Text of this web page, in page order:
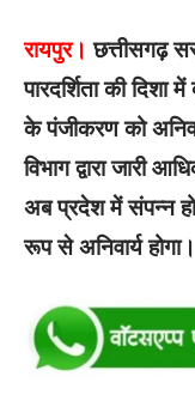
रायपुर। छत्तीसगढ़
पारदर्शिता की दिशा
के पंजीकरण को
विभाग द्वारा जारी
अब प्रदेश में संपन्न
रूप से अनिवार्य होगा।